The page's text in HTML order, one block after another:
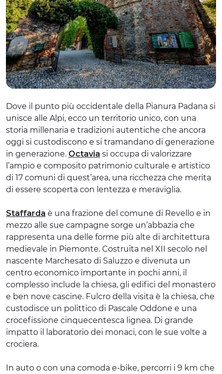
Dove il punto più occidentale della Pianura Padana si
unisce alle Alpi, ecco un territorio unico, con una
storia millenaria e tradizioni autentiche che ancora
oggi si custodiscono e si tramandano di generazione
in generazione. Octavia si occupa di valorizzare
l’ampio e composito patrimonio culturale e artistico
di 17 comuni di quest’area, una ricchezza che merita
di essere scoperta con lentezza e meraviglia.
Staffarda è una frazione del comune di Revello e in
mezzo alle sue campagne sorge un’abbazia che
rappresenta una delle forme più alte di architettura
medievale in Piemonte. Costruita nel XII secolo nel
nascente Marchesato di Saluzzo e divenuta un
centro economico importante in pochi anni, il
complesso include la chiesa, gli edifici del monastero
e ben nove cascine. Fulcro della visita è la chiesa, che
custodisce un polittico di Pascale Oddone e una
crocefissione cinquecentesca lignea. Di grande
impatto il laboratorio dei monaci, con le sue volte a
crociera.
In auto o con una comoda e-bike, percorri i 9 km che